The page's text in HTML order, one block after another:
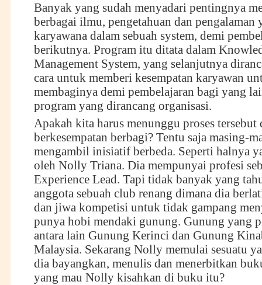
Banyak yang sudah menyadari pentingnya
berbagai ilmu, pengetahuan dan pengalaman
karyawana dalam sebuah system, demi
berikutnya. Program itu ditata dalam
Management System, yang selanjutnya
cara untuk memberi kesempatan karyawan
membaginya demi pembelajaran bagi yang
program yang dirancang organisasi.
Apakah kita harus menunggu proses tersebut
berkesempatan berbagi? Tentu saja masing-
mengambil inisiatif berbeda. Seperti halnya
oleh Nolly Triana. Dia mempunyai profesi
Experience Lead. Tapi tidak banyak yang
anggota sebuah club renang dimana dia
dan jiwa kompetisi untuk tidak gampang
punya hobi mendaki gunung. Gunung yang
antara lain Gunung Kerinci dan Gunung
Malaysia. Sekarang Nolly memulai sesuatu
dia bayangkan, menulis dan menerbitkan
yang mau Nolly kisahkan di buku itu?